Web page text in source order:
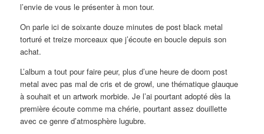
l’envie de vous le présenter à mon tour.
On parle ici de soixante douze minutes de post black metal
torturé et treize morceaux que j’écoute en boucle depuis son
achat.
L’album a tout pour faire peur, plus d’une heure de doom post
metal avec pas mal de cris et de growl, une thématique glauque
à souhait et un artwork morbide. Je l’ai pourtant adopté dès la
première écoute comme ma chérie, pourtant assez douillette
avec ce genre d’atmosphère lugubre.